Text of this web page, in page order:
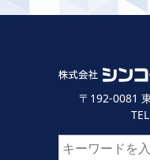
〒192-0081